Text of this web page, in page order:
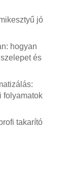
jó
hogyan
és
folyamatok
takarító